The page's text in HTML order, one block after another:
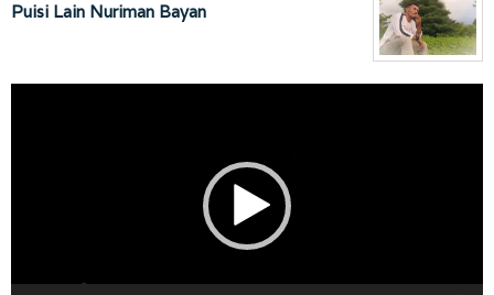
Puisi Lain Nuriman Bayan